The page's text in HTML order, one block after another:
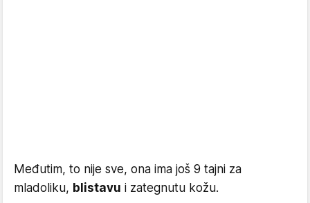
Međutim, to nije sve, ona ima još 9 tajni za
mladoliku, blistavu i zategnutu kožu.